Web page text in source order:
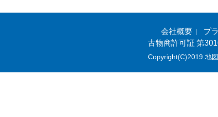
会社概要
プ
古物商許可証 第
Copyright(C)2019 地